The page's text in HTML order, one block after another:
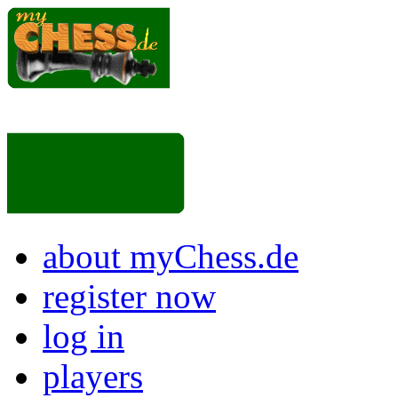
about myChess.de
register now
log in
players